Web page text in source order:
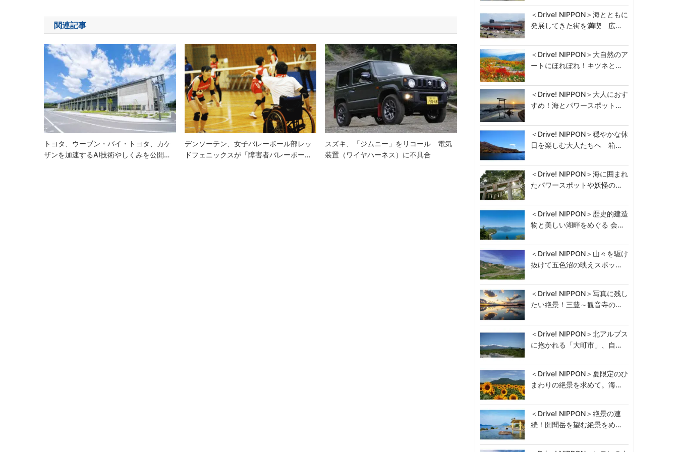
ナ
ビ
ゲ
ー
シ
ョ
ン
関連記事
トヨタ、ウーブン・バイ・トヨタ、カケ
ザンを加速するAI技術やしくみを公開…
デンソーテン、女子バレーボール部レッ
ドフェニックスが「障害者バレーボー…
スズキ、「ジムニー」をリコール 電気
装置（ワイヤハーネス）に不具合
＜Drive! NIPPON＞海とともに
発展してきた街を満喫 広…
＜Drive! NIPPON＞大自然のア
ートにほれぼれ！キツネと…
＜Drive! NIPPON＞大人におす
すめ！海とパワースポット…
＜Drive! NIPPON＞穏やかな休
日を楽しむ大人たちへ 箱…
＜Drive! NIPPON＞海に囲まれ
たパワースポットや妖怪の…
＜Drive! NIPPON＞歴史的建造
物と美しい湖畔をめぐる 会…
＜Drive! NIPPON＞山々を駆け
抜けて五色沼の映えスポッ…
＜Drive! NIPPON＞写真に残し
たい絶景！三豊～観音寺の…
＜Drive! NIPPON＞北アルプス
に抱かれる「大町市」、自…
＜Drive! NIPPON＞夏限定のひ
まわりの絶景を求めて。海…
＜Drive! NIPPON＞絶景の連
続！開聞岳を望む絶景をめ…